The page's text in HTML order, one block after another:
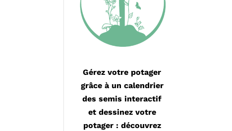
Gérez votre potager
grâce à un calendrier
des semis interactif
et dessinez votre
potager : découvrez